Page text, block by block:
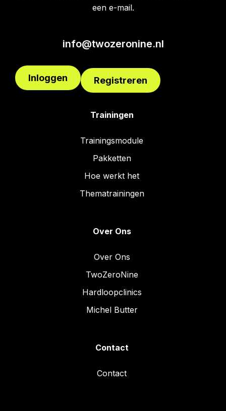
een e-mail.
info@twozeronine.nl
Inloggen Registreren
Trainingen
Trainingsmodule
Pakketten
Hoe werkt het
Thematrainingen
Over Ons
Over Ons
TwoZeroNine
Hardloopclinics
Michel Butter
Contact
Contact